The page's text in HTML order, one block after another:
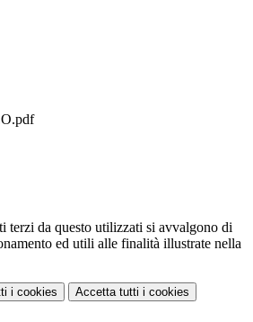
terzi da questo utilizzati si avvalgono di
ed utili alle finalità illustrate nella
i cookies Accetta tutti i cookies